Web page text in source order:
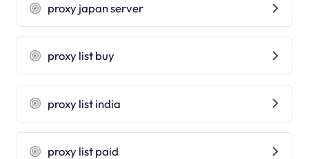
proxy japan server
proxy list buy
proxy list india
proxy list paid